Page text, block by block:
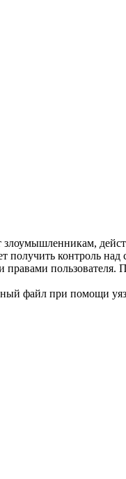
злоумышленникам,
контроль
файл при помощи